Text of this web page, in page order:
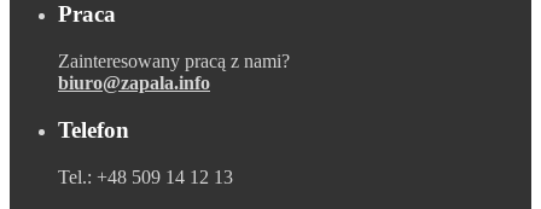
Praca
Zainteresowany pracą z nami?
biuro@zapala.info
Telefon
Tel.: +48 509 14 12 13